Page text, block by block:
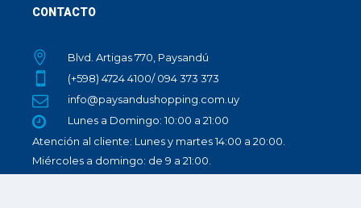
CONTACTO
Blvd. Artigas 770, Paysandú
(+598) 4724 4100/ 094 373 373
info@paysandushopping.com.uy
Lunes a Domingo: 10:00 a 21:00
Atención al cliente: Lunes y martes 14:00 a 20:00.
Miércoles a domingo: de 9 a 21:00.